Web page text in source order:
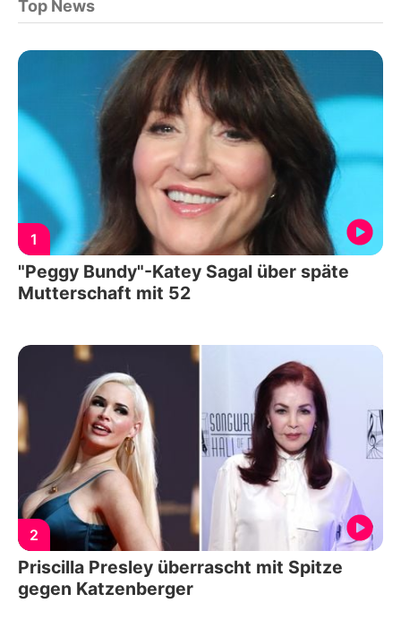
Top News
1
"Peggy Bundy"-Katey Sagal über späte
Mutterschaft mit 52
2
Priscilla Presley überrascht mit Spitze
gegen Katzenberger